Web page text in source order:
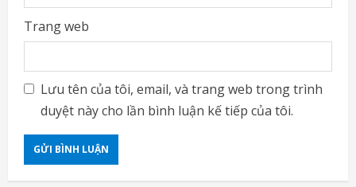
Trang web
Lưu tên của tôi, email, và trang web trong trình
duyệt này cho lần bình luận kế tiếp của tôi.